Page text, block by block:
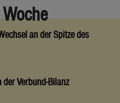
an der Spitze des
Verbund-Bilanz